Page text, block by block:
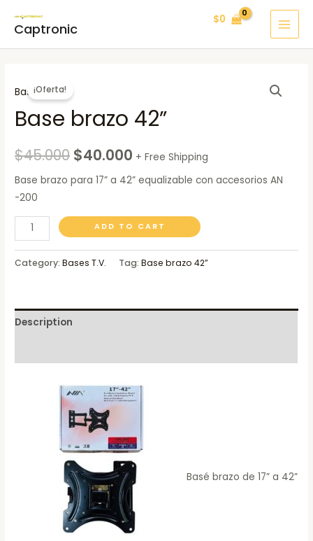
Captronic
$0
¡Oferta!
Bases T.V.
Base brazo 42”
$45.000 $40.000 + Free Shipping
Base brazo para 17” a 42” equalizable con accesorios AN
-200
brazo
42”
quantity
ADD TO CART
Category:Bases T.V. Tag:Base brazo 42”
Description
Basé brazo de 17” a 42”